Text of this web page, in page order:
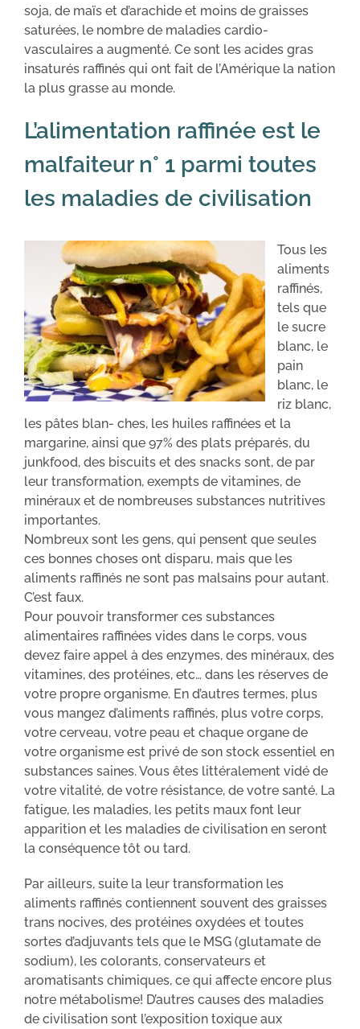
soja, de maïs et d’arachide et moins de graisses
saturées, le nombre de maladies cardio-
vasculaires a augmenté. Ce sont les acides gras
insaturés raffinés qui ont fait de l’Amérique la nation
la plus grasse au monde.
L’alimentation raffinée est le
malfaiteur n° 1 parmi toutes
les maladies de civilisation
Tous les
aliments
raffinés,
tels que
le sucre
blanc, le
pain
blanc, le
riz blanc,
les pâtes blan- ches, les huiles raffinées et la
margarine, ainsi que 97% des plats préparés, du
junkfood, des biscuits et des snacks sont, de par
leur transformation, exempts de vitamines, de
minéraux et de nombreuses substances nutritives
importantes.
Nombreux sont les gens, qui pensent que seules
ces bonnes choses ont disparu, mais que les
aliments raffinés ne sont pas malsains pour autant.
C’est faux.
Pour pouvoir transformer ces substances
alimentaires raffinées vides dans le corps, vous
devez faire appel à des enzymes, des minéraux, des
vitamines, des protéines, etc… dans les réserves de
votre propre organisme. En d’autres termes, plus
vous mangez d’aliments raffinés, plus votre corps,
votre cerveau, votre peau et chaque organe de
votre organisme est privé de son stock essentiel en
substances saines. Vous êtes littéralement vidé de
votre vitalité, de votre résistance, de votre santé. La
fatigue, les maladies, les petits maux font leur
apparition et les maladies de civilisation en seront
la conséquence tôt ou tard.
Par ailleurs, suite la leur transformation les
aliments raffinés contiennent souvent des graisses
trans nocives, des protéines oxydées et toutes
sortes d’adjuvants tels que le MSG (glutamate de
sodium), les colorants, conservateurs et
aromatisants chimiques, ce qui affecte encore plus
notre métabolisme! D’autres causes des maladies
de civilisation sont l’exposition toxique aux